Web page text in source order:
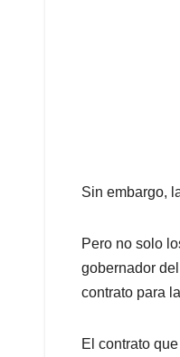
Sin embargo,
Pero no solo
gobernador
contrato para
El contrato